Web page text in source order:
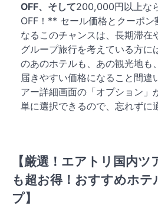
OFF、そして200,000円以上な
OFF！** セール価格とクーポン
なるこのチャンスは、長期滞在
グループ旅行を考えている方に
のあのホテルも、あの観光地も
届きやすい価格になること間違
アー詳細画面の「オプション」
単に選択できるので、忘れずに
【厳選！エアトリ国内
も超お得！おすすめホテ
プ】